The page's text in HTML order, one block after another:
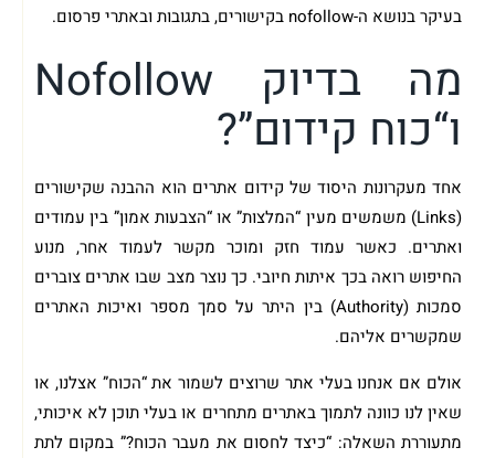
בעיקר בנושא ה-nofollow בקישורים, בתגובות ובאתרי פרסום.
מה בדיוק Nofollow
ו“כוח קידום”?
אחד מעקרונות היסוד של קידום אתרים הוא ההבנה שקישורים
(Links) משמשים מעין “המלצות” או “הצבעות אמון” בין עמודים
ואתרים. כאשר עמוד חזק ומוכר מקשר לעמוד אחר, מנוע
החיפוש רואה בכך איתות חיובי. כך נוצר מצב שבו אתרים צוברים
סמכות (Authority) בין היתר על סמך מספר ואיכות האתרים
שמקשרים אליהם.
אולם אם אנחנו בעלי אתר שרוצים לשמור את “הכוח” אצלנו, או
שאין לנו כוונה לתמוך באתרים מתחרים או בעלי תוכן לא איכותי,
מתעוררת השאלה: “כיצד לחסום את מעבר הכוח?” במקום לתת